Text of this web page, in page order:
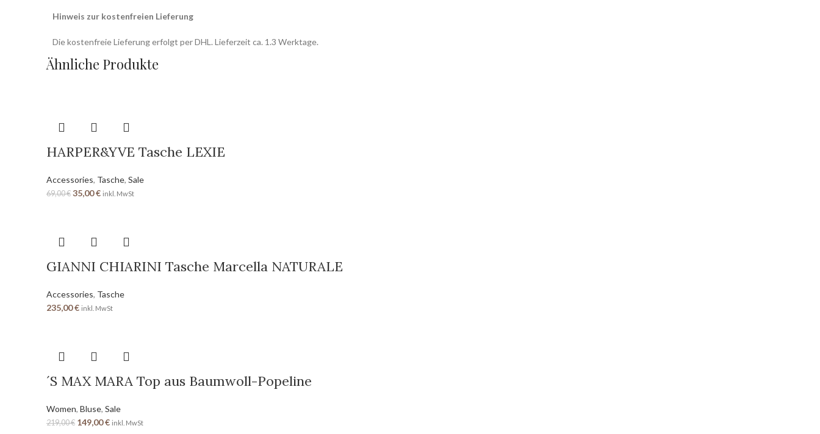
Hinweis zur kostenfreien Lieferung
Die kostenfreie Lieferung erfolgt per DHL. Lieferzeit ca. 1.3 Werktage.
Ähnliche Produkte
HARPER&YVE Tasche LEXIE
Accessories, Tasche, Sale
69,00€ 35,00€ inkl. MwSt
GIANNI CHIARINI Tasche Marcella NATURALE
Accessories, Tasche
235,00€ inkl. MwSt
´S MAX MARA Top aus Baumwoll-Popeline
Women, Bluse, Sale
219,00€ 149,00€ inkl. MwSt